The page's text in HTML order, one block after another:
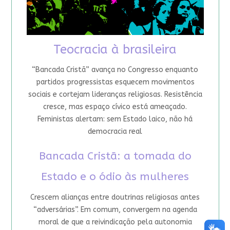
Teocracia à brasileira
“Bancada Cristã” avança no Congresso enquanto
partidos progressistas esquecem movimentos
sociais e cortejam lideranças religiosas. Resistência
cresce, mas espaço cívico está ameaçado.
Feministas alertam: sem Estado laico, não há
democracia real
Bancada Cristã: a tomada do
Estado e o ódio às mulheres
Crescem alianças entre doutrinas religiosas antes
“adversárias”. Em comum, convergem na agenda
moral de que a reivindicação pela autonomia